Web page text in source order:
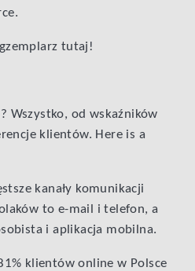
tutaj!
Wszystko, od wskaźników
klientów. Here is a
kanały komunikacji
to e-mail i telefon, a
i aplikacja mobilna.
klientów online w Polsce